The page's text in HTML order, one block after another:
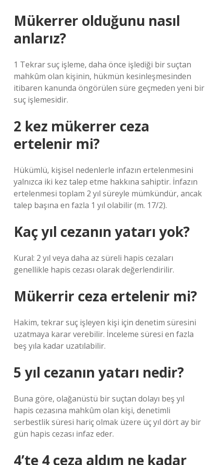
Mükerrer olduğunu nasıl
anlarız?
1 Tekrar suç işleme, daha önce işlediği bir suçtan
mahkûm olan kişinin, hükmün kesinleşmesinden
itibaren kanunda öngörülen süre geçmeden yeni bir
suç işlemesidir.
2 kez mükerrer ceza
ertelenir mi?
Hükümlü, kişisel nedenlerle infazın ertelenmesini
yalnızca iki kez talep etme hakkına sahiptir. İnfazın
ertelenmesi toplam 2 yıl süreyle mümkündür, ancak
talep başına en fazla 1 yıl olabilir (m. 17/2).
Kaç yıl cezanın yatarı yok?
Kural: 2 yıl veya daha az süreli hapis cezaları
genellikle hapis cezası olarak değerlendirilir.
Mükerrir ceza ertelenir mi?
Hakim, tekrar suç işleyen kişi için denetim süresini
uzatmaya karar verebilir. İnceleme süresi en fazla
beş yıla kadar uzatılabilir.
5 yıl cezanın yatarı nedir?
Buna göre, olağanüstü bir suçtan dolayı beş yıl
hapis cezasına mahkûm olan kişi, denetimli
serbestlik süresi hariç olmak üzere üç yıl dört ay bir
gün hapis cezası infaz eder.
4’te 4 ceza aldım ne kadar